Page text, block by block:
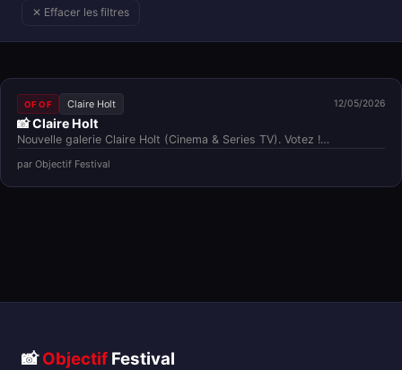
✕ Effacer les filtres
OF OF Claire Holt 12/05/2026
📸 Claire Holt
Nouvelle galerie Claire Holt (Cinema & Series TV). Votez !…
par Objectif Festival
📸Objectif Festival